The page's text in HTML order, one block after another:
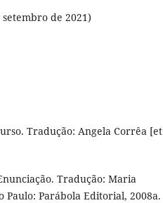
de 2021)
Tradução: Angela Corrêa [et
Tradução: Maria
Paulo: Parábola Editorial, 2008a.